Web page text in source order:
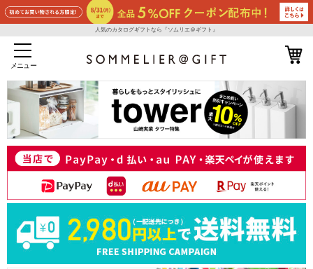
人気のカタログギフトなら『ソムリエ＠ギフト』
メニュー